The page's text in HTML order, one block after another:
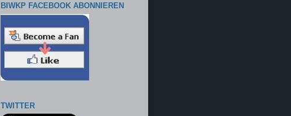
BIWKP FACEBOOK ABONNIEREN
TWITTER